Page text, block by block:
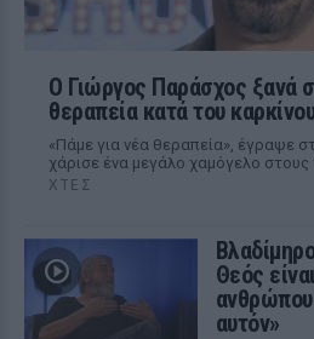
O Γιώργος Παράσχος ξανά
θεραπεία κατά του καρκίνου
«Πάμε για νέα θεραπεία», έγραψε
χάρισε ένα μεγάλο χαμόγελο
ΧΤΕΣ
Θεός
αυτόν»